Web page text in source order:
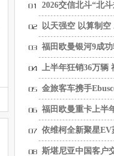
2026交信北斗“北
以天强空 以算制
福田欧曼银河9成
上半年狂销36万辆
金旅客车携手
纯...
福田欧曼重卡上半
依维柯全新聚星
选...
斯堪尼亚中国客户